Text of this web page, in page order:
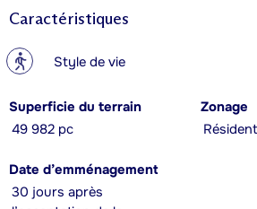
Caractéristiques
? Style de vie
Superficie du terrain
49 982 pc
Zonage
Date d’emménagement
30 jours après